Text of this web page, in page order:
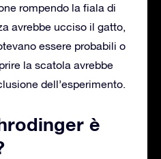
rompendo la fiala di
avrebbe ucciso il gatto,
essere probabili o
la scatola avrebbe
dell’esperimento.
è